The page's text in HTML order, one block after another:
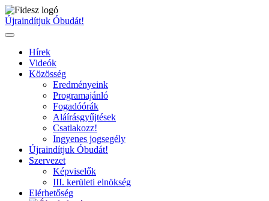
Ugrás
a
tartalomhoz
Újraindítjuk Óbudát!
Hírek
Videók
Közösség
Eredményeink
Programajánló
Fogadóórák
Aláírásgyűjtések
Csatlakozz!
Ingyenes jogsegély
Újraindítjuk Óbudát!
Szervezet
Képviselők
III. kerületi elnökség
Elérhetőség